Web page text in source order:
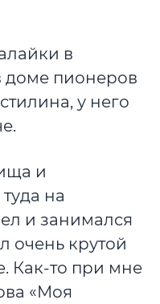
в
доме пионеров
у него
и
на
и занимался
очень крутой
Как-то при мне
«Моя